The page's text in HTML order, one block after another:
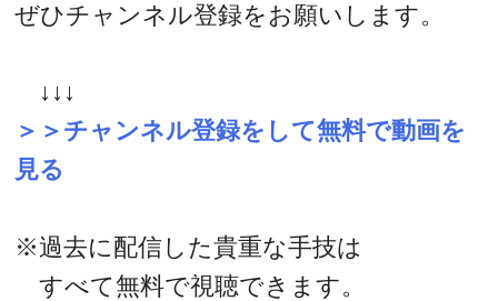
ぜひチャンネル登録をお願いします。
↓↓↓
＞＞チャンネル登録をして無料で動画を
見る
※過去に配信した貴重な手技は
すべて無料で視聴できます。